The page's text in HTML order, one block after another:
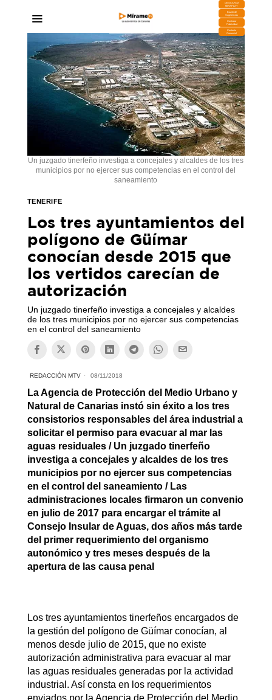
DESCARGA
MIRAPLAY
Buzón de
Sugerencias
Contratar
Publicidad
Contacto
Comercial
Un juzgado tinerfeño investiga a concejales y alcaldes de los tres
municipios por no ejercer sus competencias en el control del
saneamiento
TENERIFE
Los tres ayuntamientos del
polígono de Güímar
conocían desde 2015 que
los vertidos carecían de
autorización
Un juzgado tinerfeño investiga a concejales y alcaldes
de los tres municipios por no ejercer sus competencias
en el control del saneamiento
REDACCIÓN MTV 08/11/2018
La Agencia de Protección del Medio Urbano y
Natural de Canarias instó sin éxito a los tres
consistorios responsables del área industrial a
solicitar el permiso para evacuar al mar las
aguas residuales / Un juzgado tinerfeño
investiga a concejales y alcaldes de los tres
municipios por no ejercer sus competencias
en el control del saneamiento / Las
administraciones locales firmaron un convenio
en julio de 2017 para encargar el trámite al
Consejo Insular de Aguas, dos años más tarde
del primer requerimiento del organismo
autonómico y tres meses después de la
apertura de las causa penal
Los tres ayuntamientos tinerfeños encargados de
la gestión del polígono de Güímar conocían, al
menos desde julio de 2015, que no existe
autorización administrativa para evacuar al mar
las aguas residuales generadas por la actividad
industrial. Así consta en los requerimientos
enviados por la Agencia de Protección del Medio